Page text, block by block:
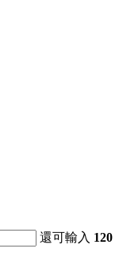
還可輸入 120